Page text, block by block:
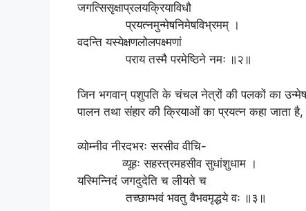
जगत्सिसृक्षाप्रलयक्रियाविधौ
प्रयत्नमुन्मेषनिमेषविभ्रमम् ।
वदन्ति यस्येक्षणलोलपक्ष्मणां
पराय तस्मै परमेष्ठिने नमः ॥२॥
जिन भगवान् पशुपति के चंचल नेत्रों की पलकों का
पालन तथा संहार की क्रियाओं का प्रयत्न कहा जाता
व्योम्नीव नीरदभरः सरसीव वीचि-
व्यूहः सहस्त्रमहसीव सुधांशुधाम ।
यस्मिन्निदं जगदुदेति च लीयते च
तच्छाम्भवं भवतु वैभवमृद्धये वः ॥३॥